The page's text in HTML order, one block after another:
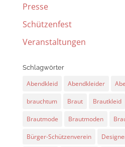
Presse
Schützenfest
Veranstaltungen
Schlagwörter
Abendkleid Abendkleider
brauchtum Braut Brautkleid
Brautmode Brautmoden
Bürger-Schützenverein